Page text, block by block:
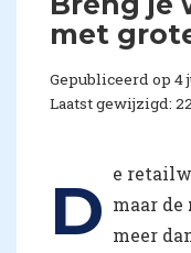
met
Gepubliceerd op 4
Laatst gewijzigd:
D e
maar de
meer